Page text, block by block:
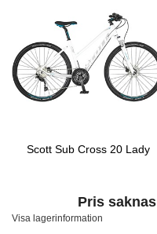
Scott Sub Cross 20 Lady
Pris saknas
Visa lagerinformation